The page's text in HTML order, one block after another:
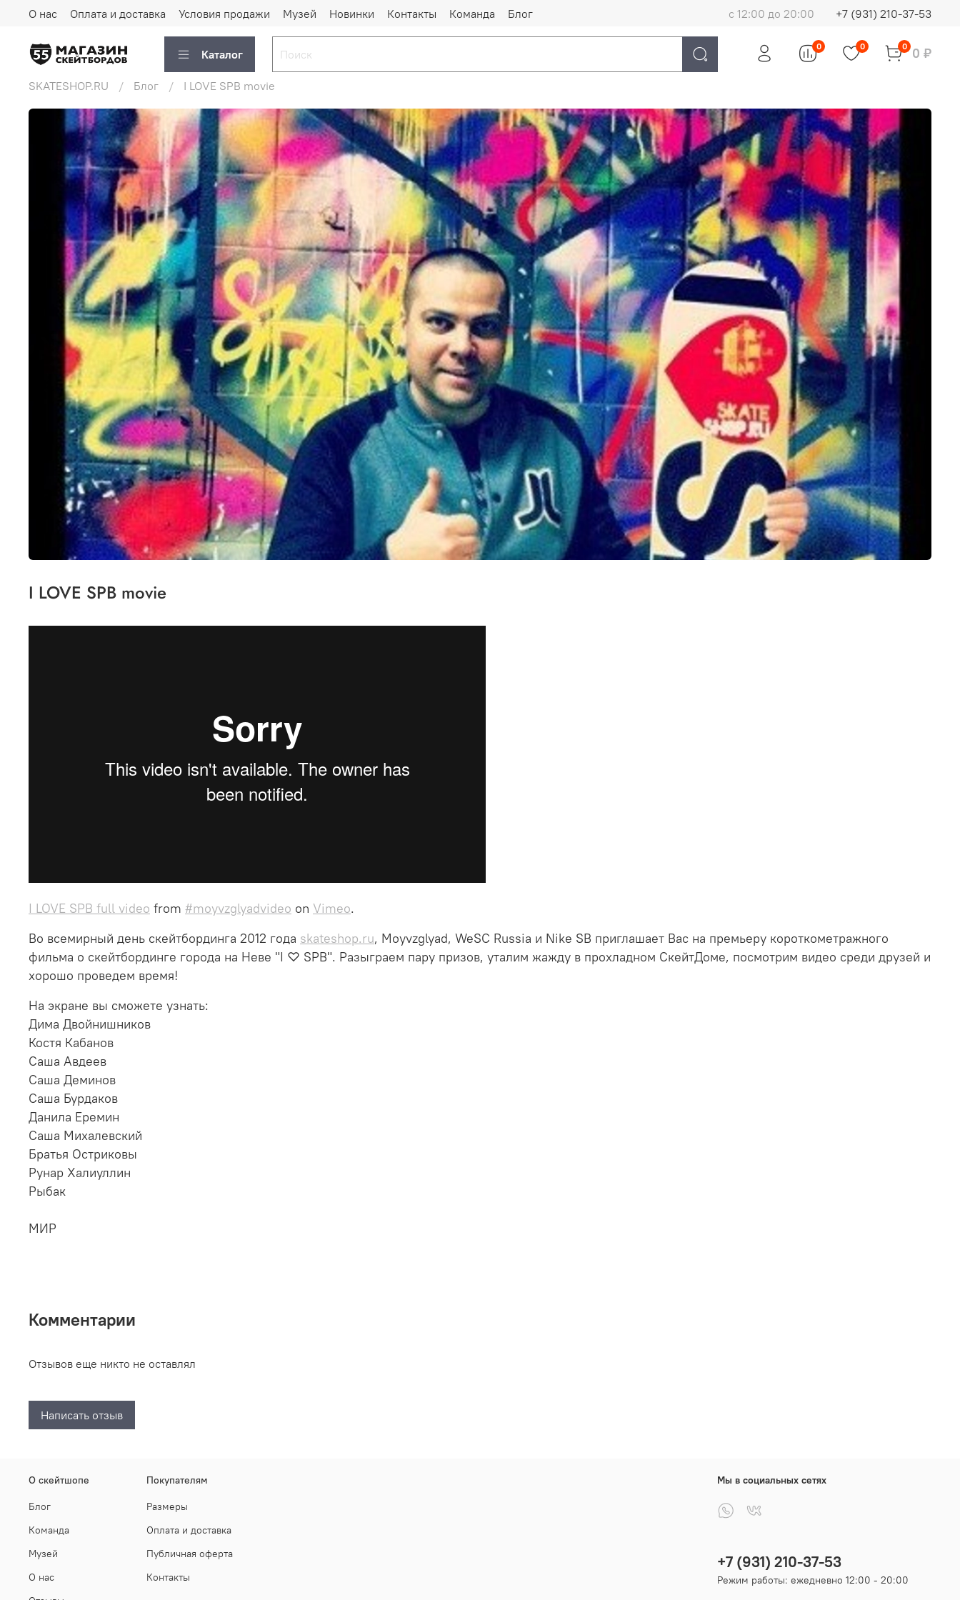
О нас Оплата и доставка Условия продажи Музей Новинки Контакты Команда Блог с 12:00 до 20:00 +7 (931) 210-37-53
Каталог
0 0 0 0 ₽
SKATESHOP.RU Блог I LOVE SPB movie
I LOVE SPB movie
I LOVE SPB full video from #moyvzglyadvideo on Vimeo.
Во всемирный день скейтбординга 2012 года skateshop.ru, Moyvzglyad, WeSC Russia и Nike SB приглашает Вас на премьеру короткометражного
фильма о скейтбординге города на Неве "I ♡ SPB". Разыграем пару призов, уталим жажду в прохладном СкейтДоме, посмотрим видео среди друзей и
хорошо проведем время!
На экране вы сможете узнать:
Дима Двойнишников
Костя Кабанов
Саша Авдеев
Саша Деминов
Саша Бурдаков
Данила Еремин
Саша Михалевский
Братья Остриковы
Рунар Халиуллин
Рыбак
МИР
Комментарии
Отзывов еще никто не оставлял
Написать отзыв
О скейтшопе
Блог
Команда
Музей
О нас
Покупателям
Размеры
Оплата и доставка
Публичная оферта
Контакты
Мы в социальных сетях
+7 (931) 210-37-53
Режим работы: ежедневно 12:00 - 20:00